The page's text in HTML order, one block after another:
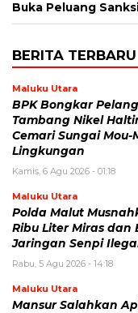
Buka Peluang
BERITA TERBARU
Maluku Utara
BPK Bongkar
Tambang Nikel
Cemari Sungai Mou-
Lingkungan
Kamis, 6 Agu 2026 - 01:18
Maluku Utara
Polda Malut
Ribu Liter Miras dan
Jaringan Senpi
Rabu, 5 Agu 2026 - 14:18
Maluku Utara
Mansur Salahkan